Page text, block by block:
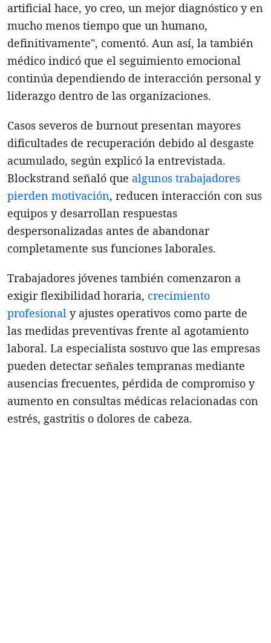
artificial hace, yo creo, un mejor diagnóstico y en
mucho menos tiempo que un humano,
definitivamente", comentó. Aun así, la también
médico indicó que el seguimiento emocional
continúa dependiendo de interacción personal y
liderazgo dentro de las organizaciones.
Casos severos de burnout presentan mayores
dificultades de recuperación debido al desgaste
acumulado, según explicó la entrevistada.
Blockstrand señaló que algunos trabajadores
pierden motivación, reducen interacción con sus
equipos y desarrollan respuestas
despersonalizadas antes de abandonar
completamente sus funciones laborales.
Trabajadores jóvenes también comenzaron a
exigir flexibilidad horaria, crecimiento
profesional y ajustes operativos como parte de
las medidas preventivas frente al agotamiento
laboral. La especialista sostuvo que las empresas
pueden detectar señales tempranas mediante
ausencias frecuentes, pérdida de compromiso y
aumento en consultas médicas relacionadas con
estrés, gastritis o dolores de cabeza.